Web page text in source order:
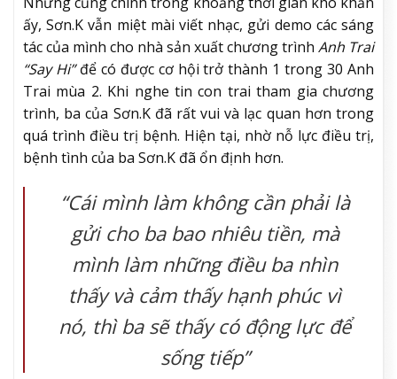
ấy, Sơn.K vẫn miệt mài viết nhạc, gửi demo các sáng
tác của mình cho nhà sản xuất chương trình Anh Trai
“Say Hi”để có được cơ hội trở thành 1 trong 30 Anh
Trai mùa 2. Khi nghe tin con trai tham gia chương
trình, ba của Sơn.K đã rất vui và lạc quan hơn trong
quá trình điều trị bệnh. Hiện tại, nhờ nỗ lực điều trị,
bệnh tình của ba Sơn.K đã ổn định hơn.
“Cái mình làm không cần phải là
gửi cho ba bao nhiêu tiền, mà
mình làm những điều ba nhìn
thấy và cảm thấy hạnh phúc vì
nó, thì ba sẽ thấy có động lực để
sống tiếp”